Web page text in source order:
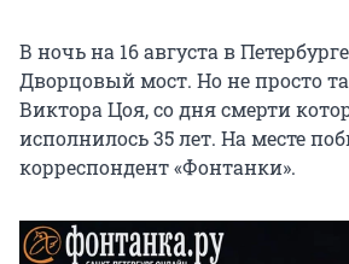
В ночь на 16 августа в
Дворцовый мост. Но не просто
Виктора Цоя, со дня смерти
исполнилось 35 лет. На месте
корреспондент «Фонтанки».